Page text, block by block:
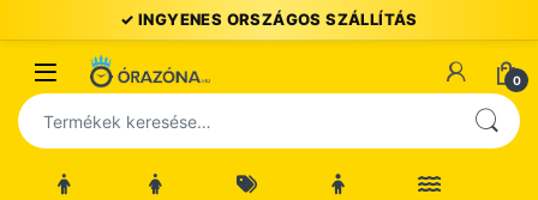
Ugrás a navigációhoz
Ugrás a tartalomhoz
Open 0
Keresés a következőre: